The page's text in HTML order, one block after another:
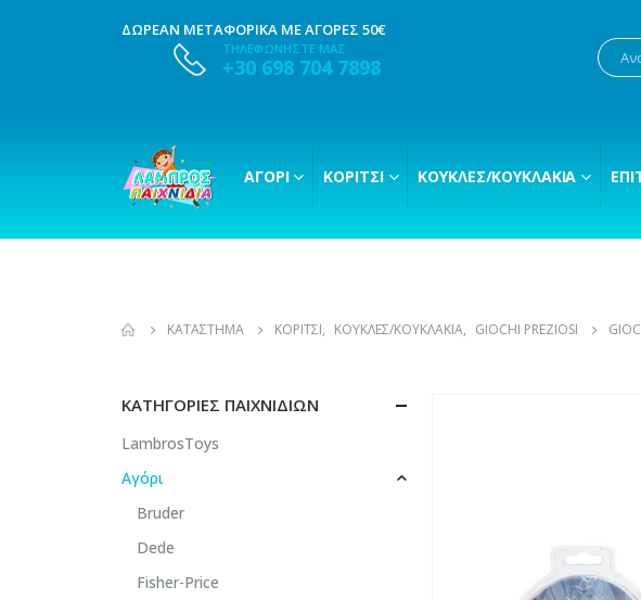
ΔΩΡΕΑΝ ΜΕΤΑΦΟΡΙΚΑ ΜΕ ΑΓΟΡΕΣ 50€
ΤΗΛΕΦΩΝΗΣΤΕ ΜΑΣ
+30 698 704 7898
ΑΓΌΡΙ ΚΟΡΊΤΣΙ ΚΟΎΚΛΕΣ/ΚΟΥΚΛΆΚΙΑ
ΚΑΤΆΣΤΗΜΑ ΚΟΡΊΤΣΙ, ΚΟΎΚΛΕΣ/ΚΟΥΚΛΆΚΙΑ, GIOCHI PREZIOSI
ΚΑΤΗΓΟΡΊΕΣ ΠΑΙΧΝΙΔΙΏΝ
LambrosToys
Αγόρι
Bruder
Dede
Fisher-Price